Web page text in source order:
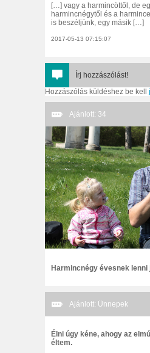
[…] vagy a harmincöttől, de
harmincnégytől és a
is beszéljünk, egy másik […]
2017-05-13 07:15:07
Írj hozzászólást!
Hozzászólás küldéshez be kell
Ajánlott: 34
Harmincnégy évesnek lenni
Ajánlott: Ünnepek
Élni úgy kéne, ahogy az
éltem.